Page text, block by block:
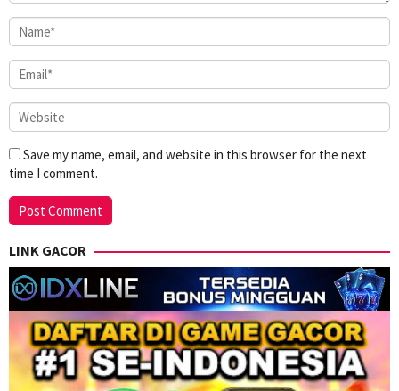
Save my name, email, and website in this browser for the next
time I comment.
LINK GACOR